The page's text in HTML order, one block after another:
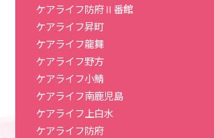
ケアライフ防府Ⅱ番館
ケアライフ昇町
ケアライフ龍舞
ケアライフ野方
ケアライフ小鯖
ケアライフ南鹿児島
ケアライフ上白水
ケアライフ防府